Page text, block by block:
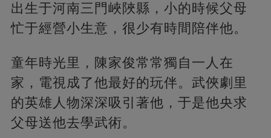
出生于河南三門峽陜縣，小的時候父母
忙于經營小生意，很少有時間陪伴他。
童年時光里，陳家俊常常獨自一人在
家，電視成了他最好的玩伴。武俠劇里
的英雄人物深深吸引著他，于是他央求
父母送他去學武術。